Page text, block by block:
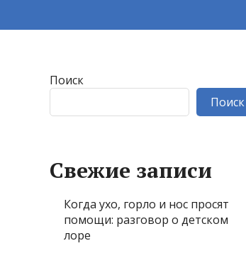
Поиск
Поиск
Свежие записи
Когда ухо, горло и нос просят
помощи: разговор о детском
лоре